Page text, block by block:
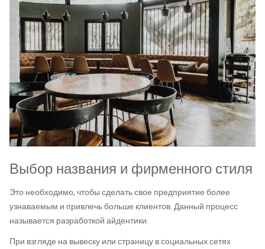
Выбор названия и фирменного стиля
Это необходимо, чтобы сделать свое предприятие более
узнаваемым и привлечь больше клиентов. Данный процесс
называется разработкой айдентики.
При взгляде на вывеску или страницу в социальных сетях